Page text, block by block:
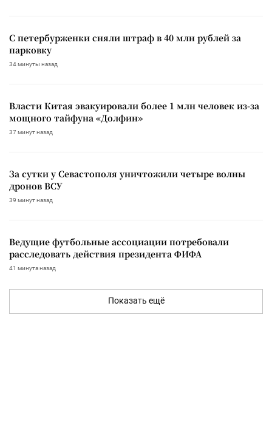
С петербурженки сняли штраф в 40 млн рублей за
парковку
34 минуты назад
Власти Китая эвакуировали более 1 млн человек из-за
мощного тайфуна «Долфин»
37 минут назад
За сутки у Севастополя уничтожили четыре волны
дронов ВСУ
39 минут назад
Ведущие футбольные ассоциации потребовали
расследовать действия президента ФИФА
41 минута назад
Показать ещё